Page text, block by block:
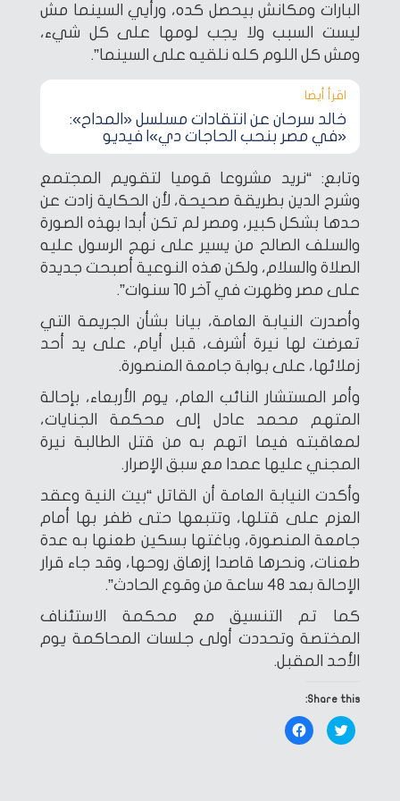
البارات ومكانش بيحصل كده، ورأيي السينما مش
ليست السبب ولا يجب لومها على كل شيء،
ومش كل اللوم كله نلقيه على السينما”.
اقرأ أيضا‎
خالد سرحان عن انتقادات مسلسل «المداح»:
«في مصر بنحب الحاجات دي»| فيديو
وتابع: “نريد مشروعا قوميا لتقويم المجتمع
وشرح الدين بطريقة صحيحة، لأن الحكاية زادت عن
حدها بشكل كبير، ومصر لم تكن أبدا بهذه الصورة
والسلف الصالح من يسير على نهج الرسول عليه
الصلاة والسلام، ولكن هذه النوعية أصبحت جديدة
على مصر وظهرت في آخر 10 سنوات”.
وأصدرت النيابة العامة، بيانا بشأن الجريمة التي
تعرضت لها نيرة أشرف، قبل أيام، على يد أحد
زملائها، على بوابة جامعة المنصورة.
وأمر المستشار النائب العام، يوم الأربعاء، بإحالة
المتهم محمد عادل إلى محكمة الجنايات،
لمعاقبته فيما اتهم به من قتل الطالبة نيرة
المجني عليها عمدا مع سبق الإصرار.
وأكدت النيابة العامة أن القاتل “بيت النية وعقد
العزم على قتلها، وتتبعها حتى ظفر بها أمام
جامعة المنصورة، وباغتها بسكين طعنها به عدة
طعنات، ونحرها قاصدا إزهاق روحها، وقد جاء قرار
الإحالة بعد 48 ساعة من وقوع الحادث”.
كما تم التنسيق مع محكمة الاستئناف
المختصة وتحددت أولى جلسات المحاكمة يوم
الأحد المقبل.
Share this:
Click
to
share
Click
to